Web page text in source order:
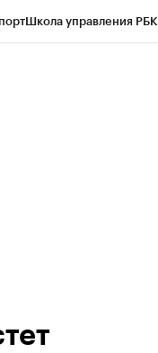
Школа управления РБК